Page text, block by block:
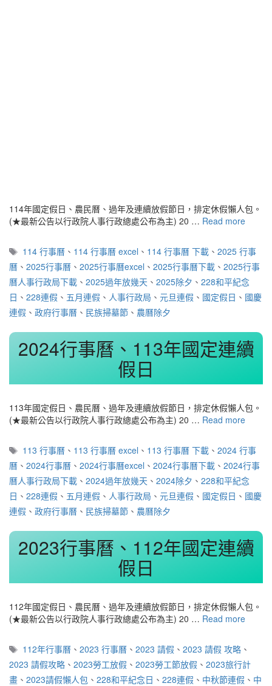
114年國定假日、農民曆、過年及連續放假節日，排定休假懶人包。
(★最新公告以行政院人事行政總處公布為主) 20 … Read more
標
籤
114 行事曆 、 114 行事曆 excel 、 114 行事曆 下載 、2025 行事
曆 、 2025行事曆 、 2025行事曆excel 、 2025行事曆下載 、 2025行事
曆人事行政局下載 、 2025過年放幾天 、 2025除夕 、 228和平紀念
日 、 228連假 、 五月連假 、 人事行政局 、 元旦連假 、 國定假日 、 國慶
連假 、 政府行事曆 、 民族掃墓節 、 農曆除夕
2024行事曆、113年國定連續
假日
113年國定假日、農民曆、過年及連續放假節日，排定休假懶人包。
(★最新公告以行政院人事行政總處公布為主) 20 … Read more
標
籤
113 行事曆 、 113 行事曆 excel 、 113 行事曆 下載 、2024 行事
曆 、 2024行事曆 、 2024行事曆excel 、 2024行事曆下載 、 2024行事
曆人事行政局下載 、 2024過年放幾天 、 2024除夕 、 228和平紀念
日 、 228連假 、 五月連假 、 人事行政局 、 元旦連假 、 國定假日 、 國慶
連假 、 政府行事曆 、 民族掃墓節 、 農曆除夕
2023行事曆、112年國定連續
假日
112年國定假日、農民曆、過年及連續放假節日，排定休假懶人包。
(★最新公告以行政院人事行政總處公布為主) 20 … Read more
標
籤
112年行事曆 、2023 行事曆 、2023 請假 、2023 請假 攻略 、
2023 請假攻略 、 2023勞工放假 、 2023勞工節放假 、 2023旅行計
畫 、 2023請假懶人包 、 228和平紀念日 、 228連假 、 中秋節連假 、 中